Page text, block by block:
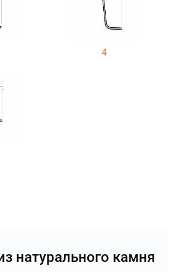
4
натурального камня